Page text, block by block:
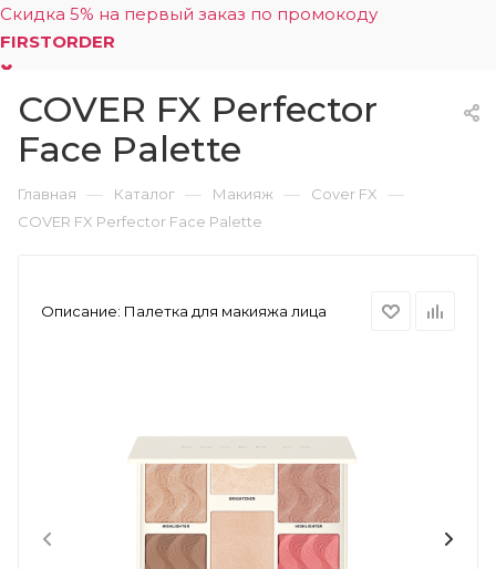
Скидка 5% на первый заказ по промокоду
FIRSTORDER
0
COVER FX Perfector
Face Palette
Главная — Каталог — Макияж — Cover FX —
COVER FX Perfector Face Palette
Описание: Палетка для макияжа лица